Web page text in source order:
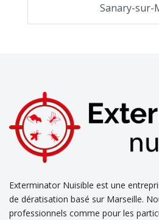
Sanary-sur-
Exterminator Nuisible est une
de dératisation basé sur Marseille.
professionnels comme pour les